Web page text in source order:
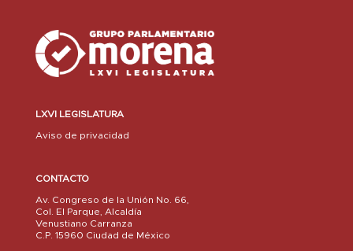
LXVI LEGISLATURA
Aviso de privacidad
CONTACTO
Av. Congreso de la Unión No. 66,
Col. El Parque, Alcaldía
Venustiano Carranza
C.P. 15960 Ciudad de México